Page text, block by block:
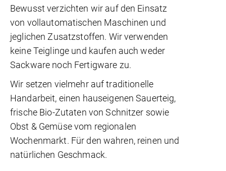
Bewusst verzichten wir auf den Einsatz
von vollautomatischen Maschinen und
jeglichen Zusatzstoffen. Wir verwenden
keine Teiglinge und kaufen auch weder
Sackware noch Fertigware zu.
Wir setzen vielmehr auf traditionelle
Handarbeit, einen hauseigenen Sauerteig,
frische Bio-Zutaten von Schnitzer sowie
Obst & Gemüse vom regionalen
Wochenmarkt. Für den wahren, reinen und
natürlichen Geschmack.